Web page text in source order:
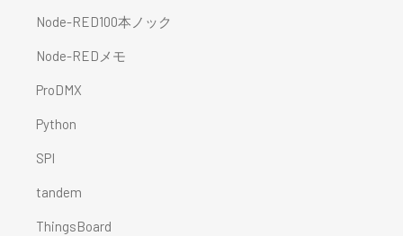
Node-RED100本ノック
Node-REDメモ
ProDMX
Python
SPI
tandem
ThingsBoard